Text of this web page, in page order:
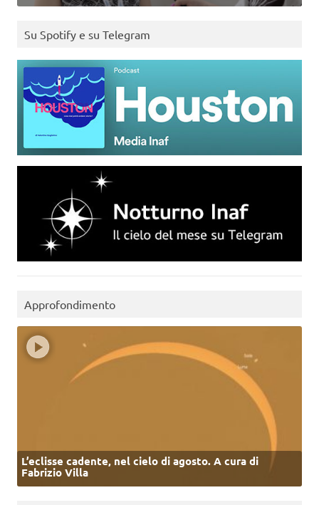
Su Spotify e su Telegram
Approfondimento
L’eclisse cadente, nel cielo di agosto. A cura di
Fabrizio Villa